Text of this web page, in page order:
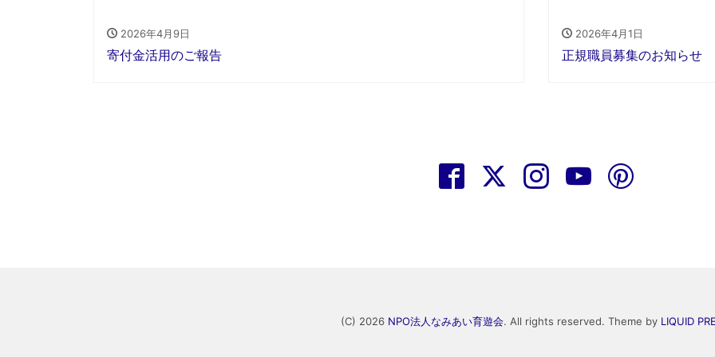
2026年4月9日
寄付金活用のご報告
2026年4月1日
正規職員募集のお知らせ
(C) 2026 NPO法人なみあい育遊会. All rights reserved. Theme by LIQUID